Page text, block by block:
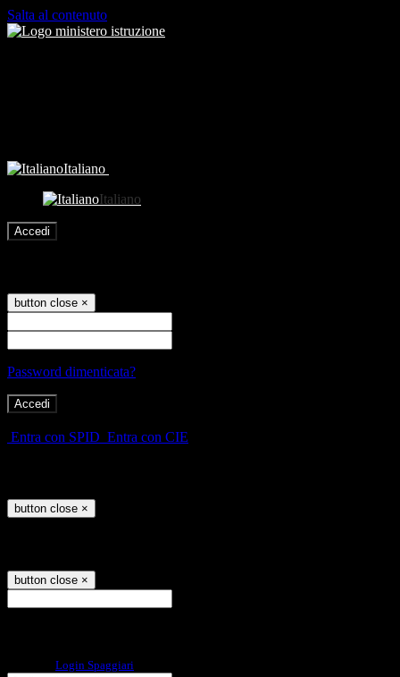
Salta al contenuto
Italiano
Italiano
Accedi
button close ×
Password dimenticata?
Entra con SPID Entra con CIE
button close ×
button close ×
Login Spaggiari